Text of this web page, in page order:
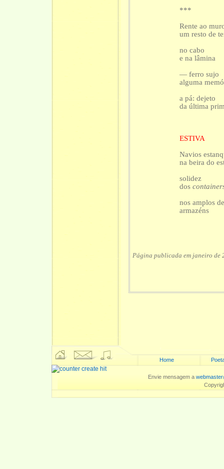
***
Rente ao
um resto de
no cabo
e na lâmina
— ferro sujo
alguma
a pá: dejeto
da última
ESTIVA
Navios
na beira do
solidez
dos
nos amplos
armazéns
Página publicada em janeiro de
Home
Envie mensagem a